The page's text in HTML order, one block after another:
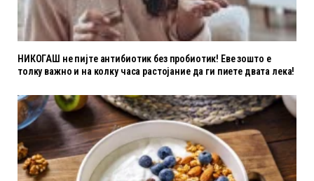
НИКОГАШ не пијте антибиотик без пробиотик! Еве зошто е
толку важно и на колку часа растојание да ги пиете двата лека!